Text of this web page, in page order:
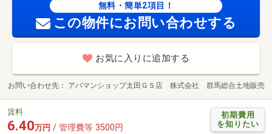
無料・簡単2項目！
この物件にお問い合わせする
お気に入りに追加する
お問い合わせ先 アパマンショップ太田ＧＳ店 株式会社 群馬総合土地販売
初期費用
を知りたい
賃料
6.40万円 / 管理費等 3500円